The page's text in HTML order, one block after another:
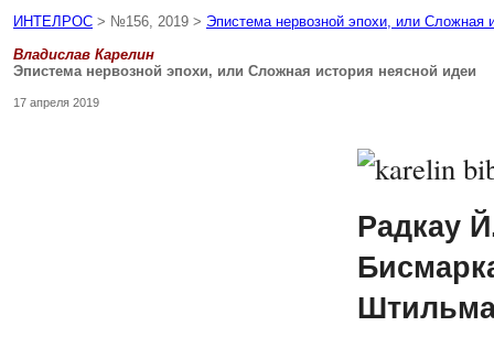
ИНТЕЛРОС > №156, 2019 > Эпистема нервозной эпохи, или Сложная
Владислав Карелин
Эпистема нервозной эпохи, или Сложная история неясной идеи
17 апреля 2019
Радкау